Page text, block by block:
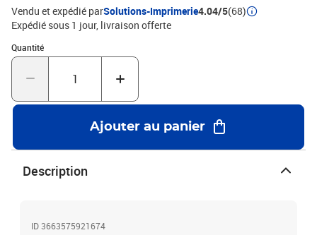
Vendu et expédié parSolutions-Imprimerie4.04/5(68)
Expédié sous 1 jour livraison offerte
Quantité
Quantité : 1
Ajouter au panier
Description
ID 3663575921674